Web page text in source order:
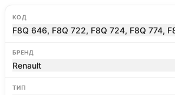
КОД
F8Q 646, F8Q 722, F8Q 724, F8Q 774,
БРЕНД
Renault
ТИП